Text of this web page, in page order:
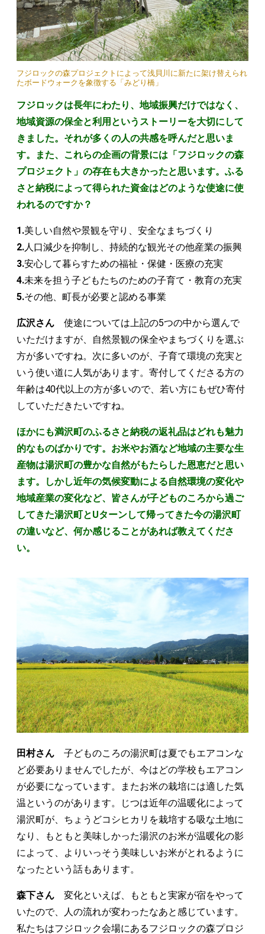
フジロックの森プロジェクトによって浅貝川に新たに架け替えられ
たボードウォークを象徴する「みどり橋」
フジロックは長年にわたり、地域振興だけではなく、
地域資源の保全と利用というストーリーを大切にして
きました。それが多くの人の共感を呼んだと思いま
す。また、これらの企画の背景には「フジロックの森
プロジェクト」の存在も大きかったと思います。ふる
さと納税によって得られた資金はどのような使途に使
われるのですか？
1.美しい自然や景観を守り、安全なまちづくり
2.人口減少を抑制し、持続的な観光その他産業の振興
3.安心して暮らすための福祉・保健・医療の充実
4.未来を担う子どもたちのための子育て・教育の充実
5.その他、町長が必要と認める事業
広沢さん 使途については上記の5つの中から選んで
いただけますが、自然景観の保全やまちづくりを選ぶ
方が多いですね。次に多いのが、子育て環境の充実と
いう使い道に人気があります。寄付してくださる方の
年齢は40代以上の方が多いので、若い方にもぜひ寄付
していただきたいですね。
ほかにも満沢町のふるさと納税の返礼品はどれも魅力
的なものばかりです。お米やお酒など地域の主要な生
産物は湯沢町の豊かな自然がもたらした恩恵だと思い
ます。しかし近年の気候変動による自然環境の変化や
地域産業の変化など、皆さんが子どものころから過ご
してきた湯沢町とUターンして帰ってきた今の湯沢町
の違いなど、何か感じることがあれば教えてくださ
い。
田村さん 子どものころの湯沢町は夏でもエアコンな
ど必要ありませんでしたが、今はどの学校もエアコン
が必要になっています。またお米の栽培には適した気
温というのがあります。じつは近年の温暖化によって
湯沢町が、ちょうどコシヒカリを栽培する吸な土地に
なり、もともと美味しかった湯沢のお米が温暖化の影
によって、よりいっそう美味しいお米がとれるように
なったという話もあります。
森下さん 変化といえば、もともと実家が宿をやって
いたので、人の流れが変わったなあと感じています。
私たちはフジロック会場にあるフジロックの森プロジ